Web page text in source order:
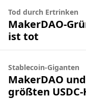
Tod durch Ertrinken
MakerDAO-
ist tot
Stablecoin-Giganten
MakerDAO
größten